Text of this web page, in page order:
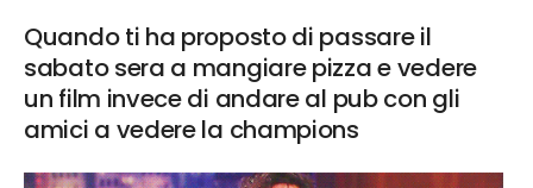
Quando ti ha proposto di passare il
sabato sera a mangiare pizza e vedere
un film invece di andare al pub con gli
amici a vedere la champions